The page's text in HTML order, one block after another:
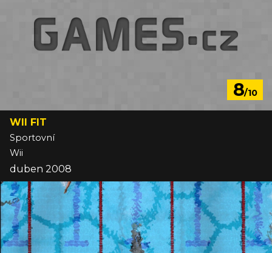
8/10
WII FIT
Sportovní
Wii
duben 2008